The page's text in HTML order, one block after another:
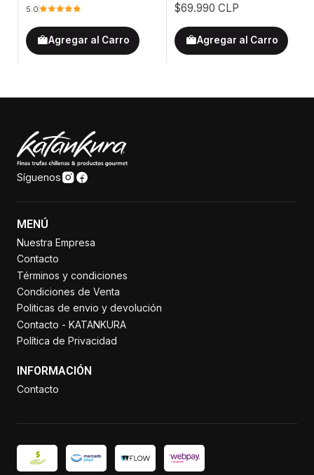
5.0
Agregar al Carro
$69.990 CLP
Agregar al Carro
Síguenos
MENÚ
Nuestra Empresa
Contacto
Términos y condiciones
Condiciones de Venta
Politicas de envio y devolución
Contacto - KATANKURA
Política de Privacidad
INFORMACIÓN
Contacto